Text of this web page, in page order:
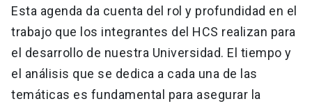
Esta agenda da cuenta del rol y profundidad en el
trabajo que los integrantes del HCS realizan para
el desarrollo de nuestra Universidad. El tiempo y
el análisis que se dedica a cada una de las
temáticas es fundamental para asegurar la